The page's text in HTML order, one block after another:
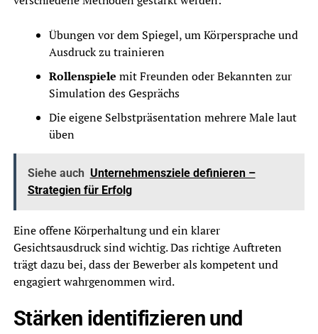
Übungen vor dem Spiegel, um Körpersprache und
Ausdruck zu trainieren
Rollenspiele mit Freunden oder Bekannten zur
Simulation des Gesprächs
Die eigene Selbstpräsentation mehrere Male laut
üben
Siehe auch Unternehmensziele definieren –
Strategien für Erfolg
Eine offene Körperhaltung und ein klarer
Gesichtsausdruck sind wichtig. Das richtige Auftreten
trägt dazu bei, dass der Bewerber als kompetent und
engagiert wahrgenommen wird.
Stärken identifizieren und